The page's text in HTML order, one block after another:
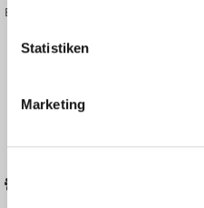
Statistiken
Marketing
Bauforum Shop